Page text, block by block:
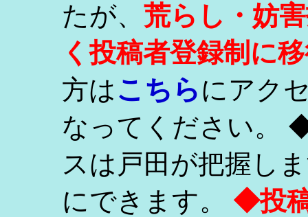
たが、 荒らし・妨
く投稿者登録制に
方はこちらにアク
なってください。
スは戸田が把握し
にできます。 ◆投